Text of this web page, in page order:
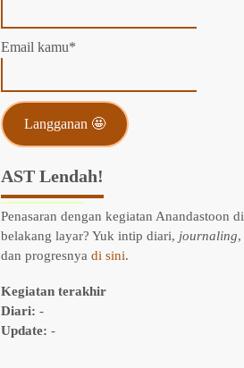
Email kamu*
AST Lendah!
Penasaran dengan kegiatan Anandastoon di
belakang layar? Yuk intip diari, journaling,
dan progresnyadi sini.
Kegiatan terakhir
Diari:-
Update:-